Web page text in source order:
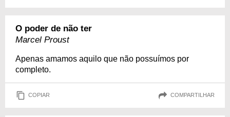
O poder de não ter
Marcel Proust
Apenas amamos aquilo que não possuímos por
completo.
COPIAR COMPARTILHAR